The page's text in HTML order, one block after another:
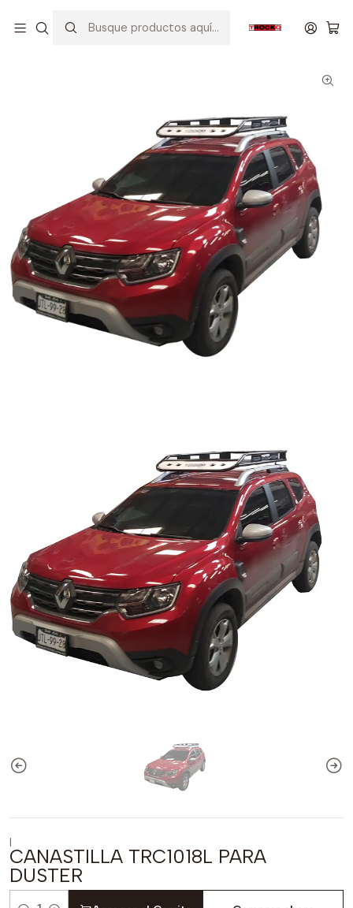
|
CANASTILLA TRC1018L PARA
DUSTER